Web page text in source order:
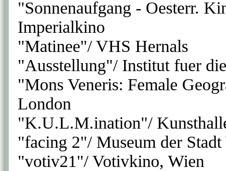
"Sonnenaufgang - Oesterr.
Imperialkino
"Matinee"/ VHS Hernals
"Ausstellung"/ Institut fuer
"Mons Veneris: Female
London
"K.U.L.M.ination"/
"facing 2"/ Museum der Stadt
"votiv21"/ Votivkino, Wien